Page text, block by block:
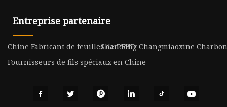
Entreprise partenaire
Chine Fabricant de feuilles de PEHDShandong Changmiaoxine
Fournisseurs de fils spéciaux en Chine